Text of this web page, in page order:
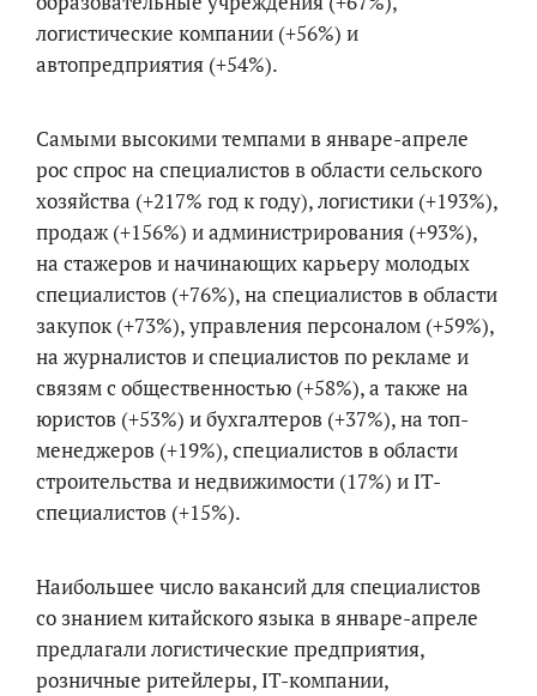
логистические компании (+56%) и
автопредприятия (+54%).
Самыми высокими темпами в январе-апреле
рос спрос на специалистов в области сельского
хозяйства (+217% год к году), логистики (+193%),
продаж (+156%) и администрирования (+93%),
на стажеров и начинающих карьеру молодых
специалистов (+76%), на специалистов в области
закупок (+73%), управления персоналом (+59%),
на журналистов и специалистов по рекламе и
связям с общественностью (+58%), а также на
юристов (+53%) и бухгалтеров (+37%), на топ-
менеджеров (+19%), специалистов в области
строительства и недвижимости (17%) и IT-
специалистов (+15%).
Наибольшее число вакансий для специалистов
со знанием китайского языка в январе-апреле
предлагали логистические предприятия,
розничные ритейлеры, IT-компании,